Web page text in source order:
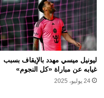
ليونيل ميسي مهدد بالإيقاف بسبب
غيابه عن مباراة «كل النجوم»
24 يوليو، 2025